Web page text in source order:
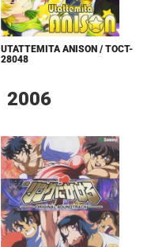
UTATTEMITA ANISON / TOCT-
28048
2006